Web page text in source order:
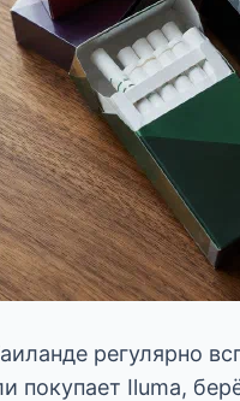
регулярно
покупает Iluma,